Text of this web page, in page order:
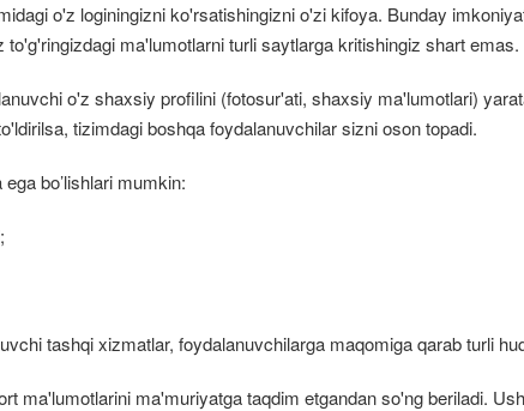
o'z loginingizni ko'rsatishingizni o'zi kifoya. Bunday
ma'lumotlarni turli saytlarga kritishingiz shart emas.
o'z shaxsiy profilini (fotosur'ati, shaxsiy ma'lumotlari)
tizimdagi boshqa foydalanuvchilar sizni oson topadi.
bo’lishlari mumkin:
tashqi xizmatlar, foydalanuvchilarga maqomiga qarab turli
ma'lumotlarini ma'muriyatga taqdim etgandan so'ng beriladi.